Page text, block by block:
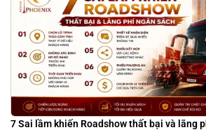
7 Sai lầm khiến Roadshow thất bại và lãng